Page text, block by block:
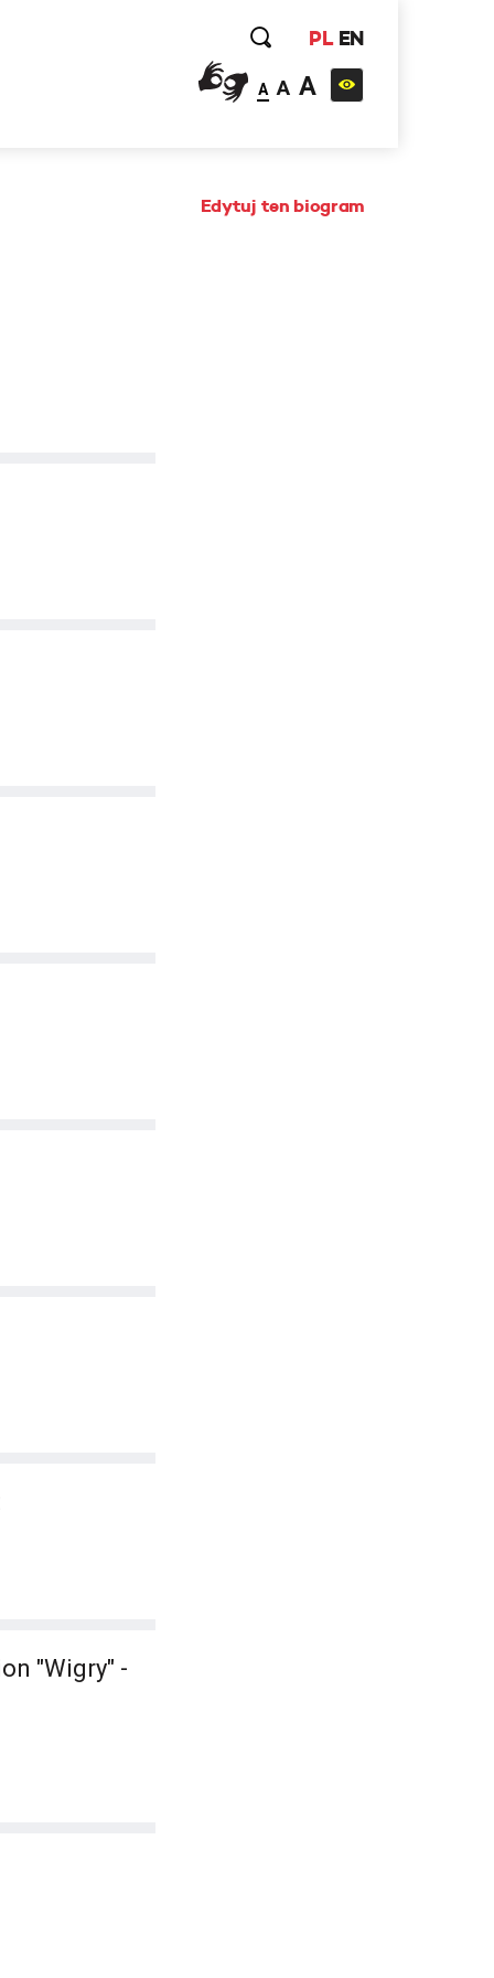
PL EN
A A A
Edytuj ten biogram
"Wigry" -